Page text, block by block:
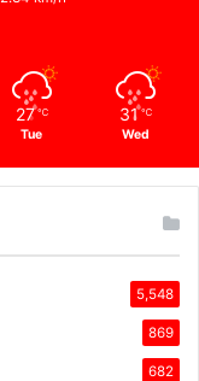
27 ℃
Tue
31 ℃
Wed
5,548
869
682